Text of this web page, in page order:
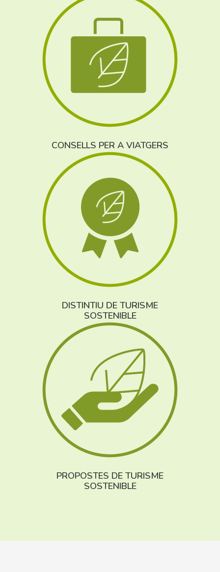
CONSELLS PER A VIATGERS
DISTINTIU DE TURISME
SOSTENIBLE
PROPOSTES DE TURISME
SOSTENIBLE